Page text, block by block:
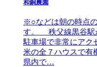
和銅農園
※○などは朝の時点
す。 秩父線黒谷駅
駐車場で非常にアク
米の全７ハウスで有
県内で…